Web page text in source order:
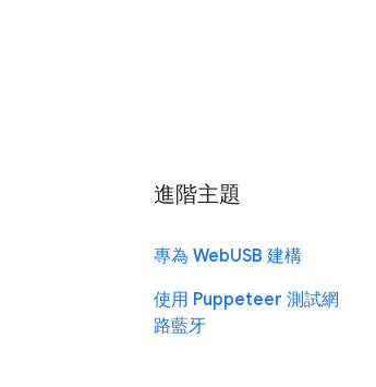
進階主題
專為 WebUSB 建構
使用 Puppeteer 測試網
路藍牙